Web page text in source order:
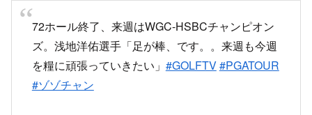
72ホール終了、来週はWGC-HSBCチャンピオン
ズ。浅地洋佑選手「足が棒、です。。来週も今週
を糧に頑張っていきたい」 #GOLFTV#PGATOUR
#ゾゾチャン